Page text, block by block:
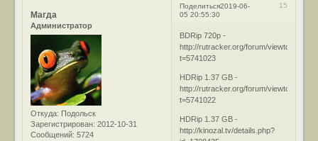
Поделиться 15
2019-06-
05 20:55:30
Магда
Администратор
Откуда: Подольск
Зарегистрирован: 2012-10-31
Сообщений: 5724
BDRip 720p -
http://rutracker.org/forum/
t=5741023
HDRip 1.37 GB -
http://rutracker.org/forum/
t=5741022
HDRip 1.37 GB -
http://kinozal.tv/details.php?